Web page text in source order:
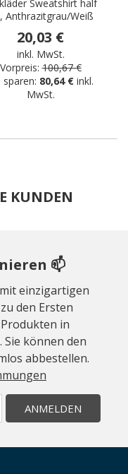
Sweatshirt half
Anthrazitgrau/Weiß
20,03 €
inkl. MwSt.
Vorpreis: 100,67 €
sparen: 80,64 € inkl.
MwSt.
KUNDEN
📫
einzigartigen
den Ersten
in
können den
abbestellen.
ANMELDEN